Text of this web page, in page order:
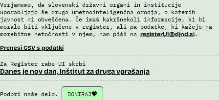
Viri:
Brošura 60 let informacijsko telekomunikacijskega sistema policije
Odgovor na zahtevek za informacije javnega značaja
Verjamemo, da slovenski državni organi in institucije
uporabljajo še druga umetnointeligenčna orodja, o katerih
javnost ni obveščena. Če imaš kakršnekoli informacije, ki bi
morale biti vključene v register, ali pa podatke, ki kažejo na
morebitne netočnosti v njem, nam piši na registerUI@djnd.si.
Prenesi CSV s podatki
Za Register rabe UI skrbi
Danes je nov dan, Inštitut za druga vprašanja
Podpri naše delo. DONIRAJ